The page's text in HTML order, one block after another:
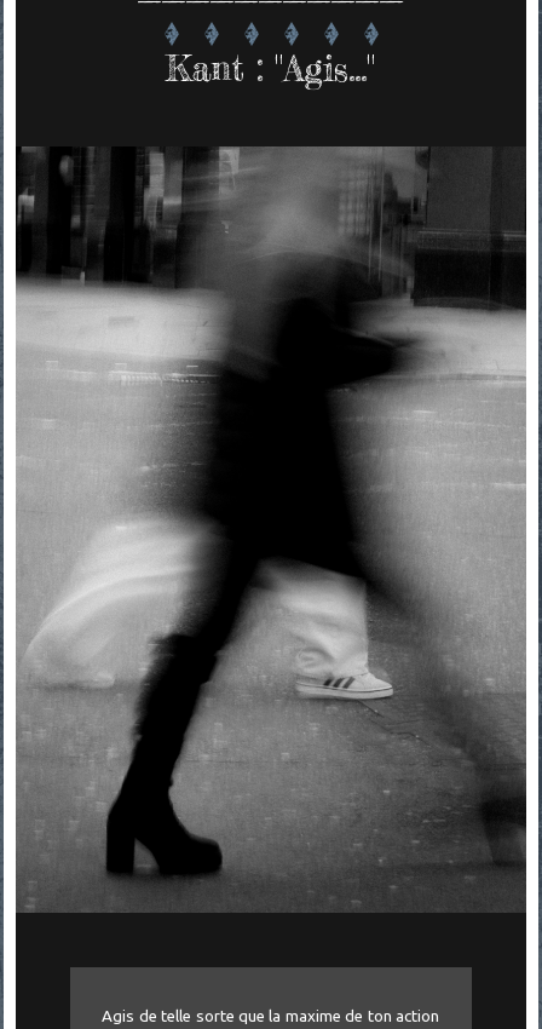
Kant : "Agis..."
Agis de telle sorte que la maxime de ton action